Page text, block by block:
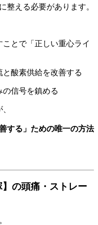
整える必要があります。
とで「正しい重心ライ
酸素供給を改善する
信号を鎮める
する」ための唯一の方法
の頭痛・ストレー